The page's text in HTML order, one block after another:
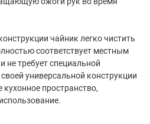
чайник легко чистить
соответствует местным
не требует специальной
универсальной конструкции
пространство,